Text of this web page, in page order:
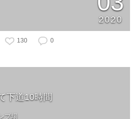
2020
130 0
下道10時間
プ場